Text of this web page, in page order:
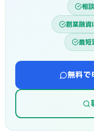
相
創業融資
最短
無料で